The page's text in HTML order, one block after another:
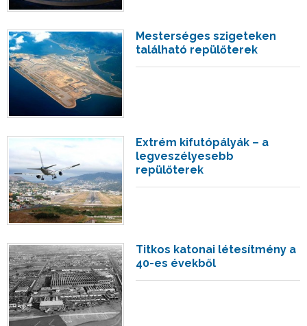
Mesterséges szigeteken
található repülőterek
Extrém kifutópályák – a
legveszélyesebb
repülőterek
Titkos katonai létesítmény a
40-es évekből